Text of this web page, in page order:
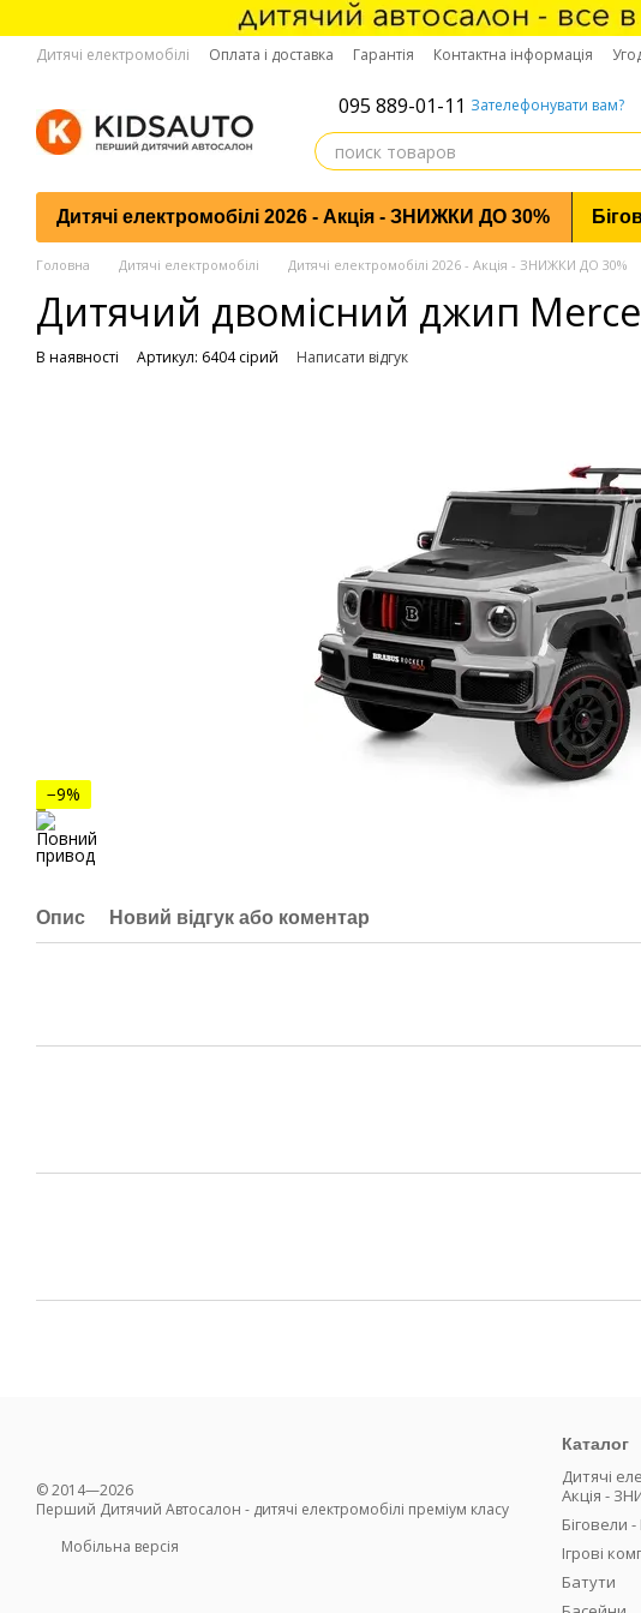
Перейти до основного контенту
Дитячі електромобілі Оплата і доставка Гарантія Контактна інформація
095 889-01-11 Зателефонувати вам?
Дитячі електромобілі 2026 - Акція - ЗНИЖКИ ДО 30%
Головна Дитячі електромобілі Дитячі електромобілі 2026 - Акція - ЗНИЖКИ ДО 30%
Дитячий двомісний джип
В наявності Артикул: 6404 сірий Написати відгук
−9%
Опис Новий відгук або коментар
© 2014—2026
Перший Дитячий Автосалон - дитячі електромобілі преміум класу
Мобільна версія
Каталог
Дитячі
Акція -
Біговели
Ігрові
Батути